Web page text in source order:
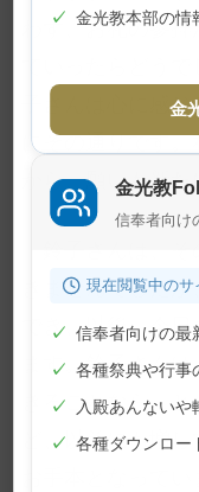
わず、お礼の参
子さんは心に感
にその通りです
から、願いも新
きませんでした
でき、以後、今
ます。鈴子さん
きることなら」
ど、以前にも増
✓ 金光教本部の情
金
金光教
信奉者向け
現在閲覧中のサ
✓ 信奉者向けの最
✓ 各種祭典や行事
✓ 入殿あんないや
✓ 各種ダウンロー